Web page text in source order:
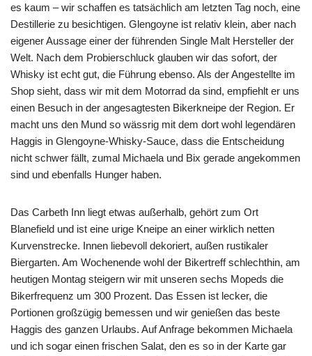
es kaum – wir schaffen es tatsächlich am letzten Tag noch, eine
Destillerie zu besichtigen. Glengoyne ist relativ klein, aber nach
eigener Aussage einer der führenden Single Malt Hersteller der
Welt. Nach dem Probierschluck glauben wir das sofort, der
Whisky ist echt gut, die Führung ebenso. Als der Angestellte im
Shop sieht, dass wir mit dem Motorrad da sind, empfiehlt er uns
einen Besuch in der angesagtesten Bikerkneipe der Region. Er
macht uns den Mund so wässrig mit dem dort wohl legendären
Haggis in Glengoyne-Whisky-Sauce, dass die Entscheidung
nicht schwer fällt, zumal Michaela und Bix gerade angekommen
sind und ebenfalls Hunger haben.
Das Carbeth Inn liegt etwas außerhalb, gehört zum Ort
Blanefield und ist eine urige Kneipe an einer wirklich netten
Kurvenstrecke. Innen liebevoll dekoriert, außen rustikaler
Biergarten. Am Wochenende wohl der Bikertreff schlechthin, am
heutigen Montag steigern wir mit unseren sechs Mopeds die
Bikerfrequenz um 300 Prozent. Das Essen ist lecker, die
Portionen großzügig bemessen und wir genießen das beste
Haggis des ganzen Urlaubs. Auf Anfrage bekommen Michaela
und ich sogar einen frischen Salat, den es so in der Karte gar